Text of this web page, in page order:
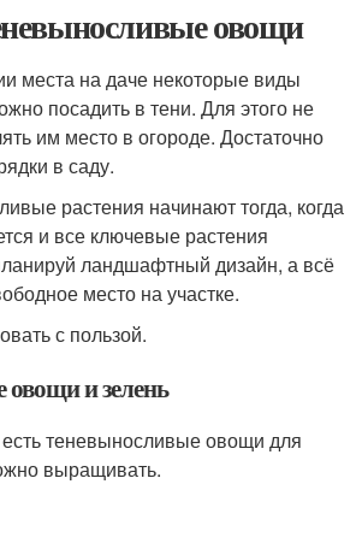
овощи
места на даче некоторые виды
посадить в тени. Для этого не
им место в огороде. Достаточно
в саду.
растения начинают тогда, когда
и все ключевые растения
ландшафтный дизайн, а всё
место на участке.
с пользой.
и зелень
теневыносливые овощи для
выращивать.